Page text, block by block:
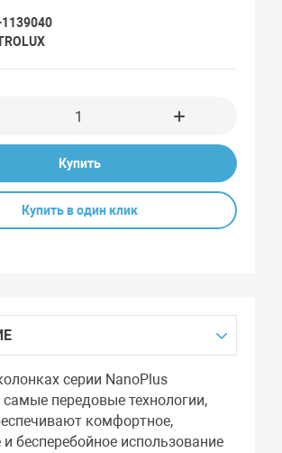
Купить
Купить в один клик
серии NanoPlus
передовые технологии,
комфортное,
и бесперебойное использование